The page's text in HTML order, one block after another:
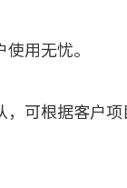
用无忧。
可根据客户